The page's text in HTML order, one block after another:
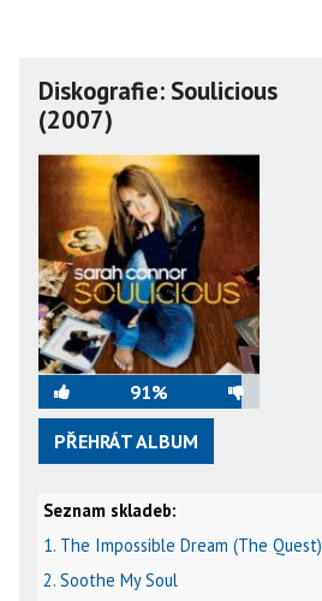
Diskografie: Soulicious
(2007)
91%
PŘEHRÁT ALBUM
Seznam skladeb:
1. The Impossible Dream (The Quest)
2. Soothe My Soul